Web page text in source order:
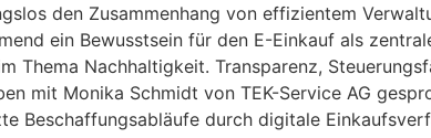
den Zusammenhang von effizientem
ein Bewusstsein für den E-Einkauf als
Thema Nachhaltigkeit. Transparenz,
mit Monika Schmidt von TEK-Service AG
Beschaffungsabläufe durch digitale